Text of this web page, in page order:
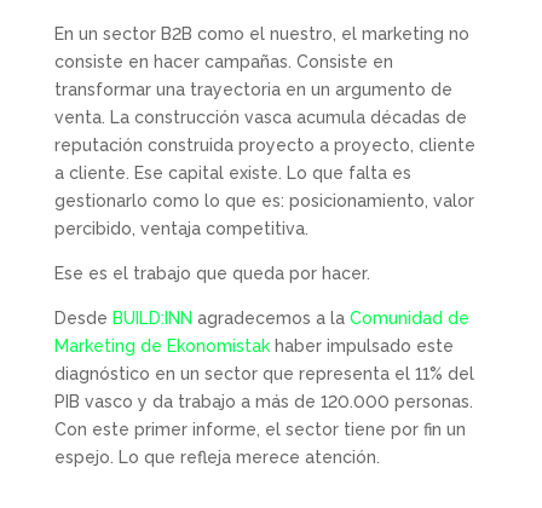
En un sector B2B como el nuestro, el marketing no
consiste en hacer campañas. Consiste en
transformar una trayectoria en un argumento de
venta. La construcción vasca acumula décadas de
reputación construida proyecto a proyecto, cliente
a cliente. Ese capital existe. Lo que falta es
gestionarlo como lo que es: posicionamiento, valor
percibido, ventaja competitiva.
Ese es el trabajo que queda por hacer.
Desde BUILD:INN agradecemos a laComunidad de
Marketing de Ekonomistakhaber impulsado este
diagnóstico en un sector que representa el 11% del
PIB vasco y da trabajo a más de 120.000 personas.
Con este primer informe, el sector tiene por fin un
espejo. Lo que refleja merece atención.